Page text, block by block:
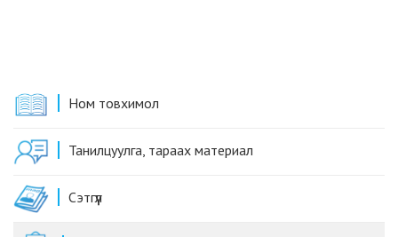
Ном товхимол
Танилцуулга, тараах материал
Сэтгүүл